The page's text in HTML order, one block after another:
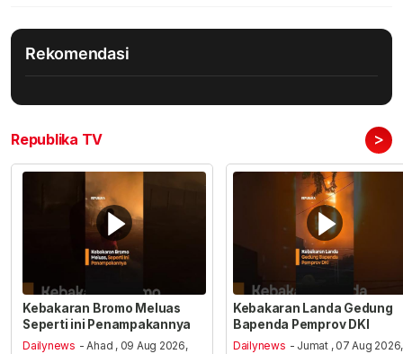
Rekomendasi
Republika TV >
Kebakaran Bromo Meluas
Seperti ini Penampakannya
Dailynews - Ahad , 09 Aug 2026,
Kebakaran Landa Gedung
Bapenda Pemprov DKI
Dailynews - Jumat , 07 Aug 2026,